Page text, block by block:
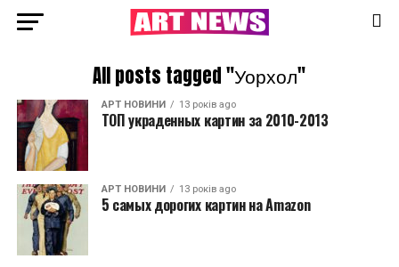
All posts tagged "Уорхол"
АРТ НОВИНИ 13 років ago
ТОП украденных картин за 2010-2013
АРТ НОВИНИ 13 років ago
5 самых дорогих картин на Amazon